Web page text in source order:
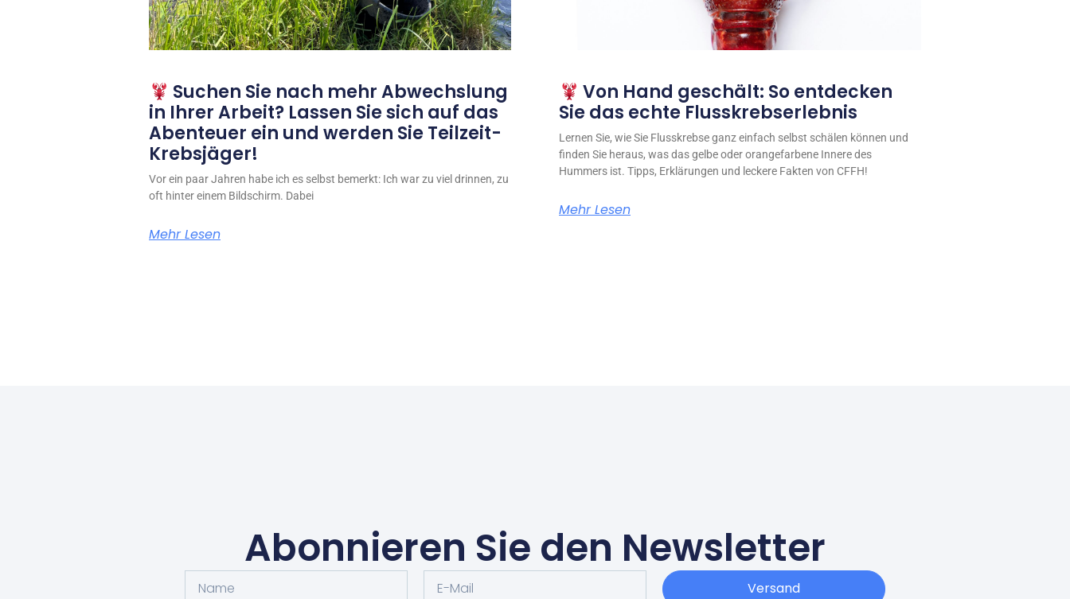
Suchen Sie nach mehr Abwechslung
in Ihrer Arbeit? Lassen Sie sich auf das
Abenteuer ein und werden Sie Teilzeit-
Krebsjäger!
Vor ein paar Jahren habe ich es selbst bemerkt: Ich war zu viel drinnen, zu
oft hinter einem Bildschirm. Dabei
Mehr Lesen
Von Hand geschält: So entdecken
Sie das echte Flusskrebserlebnis
Lernen Sie, wie Sie Flusskrebse ganz einfach selbst schälen können und
finden Sie heraus, was das gelbe oder orangefarbene Innere des
Hummers ist. Tipps, Erklärungen und leckere Fakten von CFFH!
Mehr Lesen
Abonnieren Sie den Newsletter
Versand